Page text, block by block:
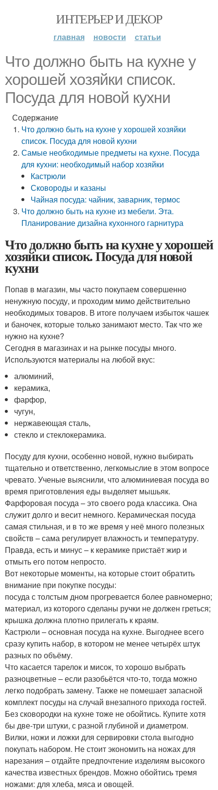
ИНТЕРЬЕР И ДЕКОР
главная новости статьи
Что должно быть на кухне у
хорошей хозяйки список.
Посуда для новой кухни
Содержание
Что должно быть на кухне у хорошей хозяйки
список. Посуда для новой кухни
Самые необходимые предметы на кухне. Посуда
для кухни: необходимый набор хозяйки
Кастрюли
Сковороды и казаны
Чайная посуда: чайник, заварник, термос
Что должно быть на кухне из мебели. Эта.
Планирование дизайна кухонного гарнитура
Что должно быть на кухне у хорошей
хозяйки список. Посуда для новой
кухни
Попав в магазин, мы часто покупаем совершенно
ненужную посуду, и проходим мимо действительно
необходимых товаров. В итоге получаем избыток чашек
и баночек, которые только занимают место. Так что же
нужно на кухне?
Сегодня в магазинах и на рынке посуды много.
Используются материалы на любой вкус:
алюминий,
керамика,
фарфор,
чугун,
нержавеющая сталь,
стекло и стеклокерамика.
Посуду для кухни, особенно новой, нужно выбирать
тщательно и ответственно, легкомыслие в этом вопросе
чревато. Ученые выяснили, что алюминиевая посуда во
время приготовления еды выделяет мышьяк.
Фарфоровая посуда – это своего рода классика. Она
служит долго и весит немного. Керамическая посуда
самая стильная, и в то же время у неё много полезных
свойств – сама регулирует влажность и температуру.
Правда, есть и минус – к керамике пристаёт жир и
отмыть его потом непросто.
Вот некоторые моменты, на которые стоит обратить
внимание при покупке посуды:
посуда с толстым дном прогревается более равномерно;
материал, из которого сделаны ручки не должен греться;
крышка должна плотно прилегать к краям.
Кастрюли – основная посуда на кухне. Выгоднее всего
сразу купить набор, в котором не менее четырёх штук
разных по объёму.
Что касается тарелок и мисок, то хорошо выбрать
разноцветные – если разобьётся что-то, тогда можно
легко подобрать замену. Также не помешает запасной
комплект посуды на случай внезапного прихода гостей.
Без сковородки на кухне тоже не обойтись. Купите хотя
бы две-три штуки, с разной глубиной и диаметром.
Вилки, ножи и ложки для сервировки стола выгодно
покупать набором. Не стоит экономить на ножах для
нарезания – отдайте предпочтение изделиям высокого
качества известных брендов. Можно обойтись тремя
ножами: для хлеба, мяса и овощей.